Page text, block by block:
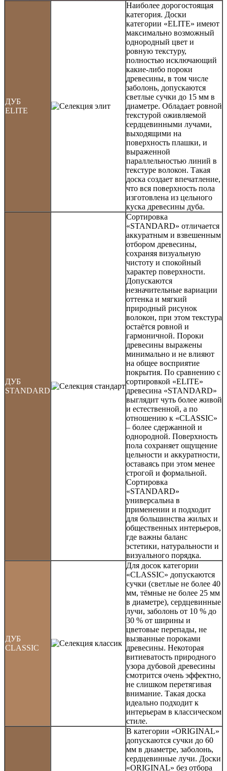
ДУБ
ELITE
Наиболее дорогостоящая
категория. Доски
категории «ELITE» имеют
максимально возможный
однородный цвет и
ровную текстуру,
полностью исключающий
какие-либо пороки
древесины, в том числе
заболонь, допускаются
светлые сучки до 15 мм в
диаметре. Обладает ровной
текстурой оживляемой
сердцевинными лучами,
выходящими на
поверхность плашки, и
выраженной
параллельностью линий в
текстуре волокон. Такая
доска создает впечатление,
что вся поверхность пола
изготовлена из цельного
куска древесины дуба.
ДУБ
STANDARD
Сортировка
«STANDARD» отличается
аккуратным и взвешенным
отбором древесины,
сохраняя визуальную
чистоту и спокойный
характер поверхности.
Допускаются
незначительные вариации
оттенка и мягкий
природный рисунок
волокон, при этом текстура
остаётся ровной и
гармоничной. Пороки
древесины выражены
минимально и не влияют
на общее восприятие
покрытия. По сравнению с
сортировкой «ELITE»
древесина «STANDARD»
выглядит чуть более живой
и естественной, а по
отношению к «CLASSIC»
– более сдержанной и
однородной. Поверхность
пола сохраняет ощущение
цельности и аккуратности,
оставаясь при этом менее
строгой и формальной.
Сортировка
«STANDARD»
универсальна в
применении и подходит
для большинства жилых и
общественных интерьеров,
где важны баланс
эстетики, натуральности и
визуального порядка.
ДУБ
CLASSIC
Для досок категории
«CLASSIC» допускаются
сучки (светлые не более 40
мм, тёмные не более 25 мм
в диаметре), сердцевинные
лучи, заболонь от 10 % до
30 % от ширины и
цветовые перепады, не
вызванные пороками
древесины. Некоторая
витиеватость природного
узора дубовой древесины
смотрится очень эффектно,
не слишком перетягивая
внимание. Такая доска
идеально подходит к
интерьерам в классическом
стиле.
В категории «ORIGINAL»
допускаются сучки до 60
мм в диаметре, заболонь,
сердцевинные лучи. Доски
«ORIGINAL» без отбора